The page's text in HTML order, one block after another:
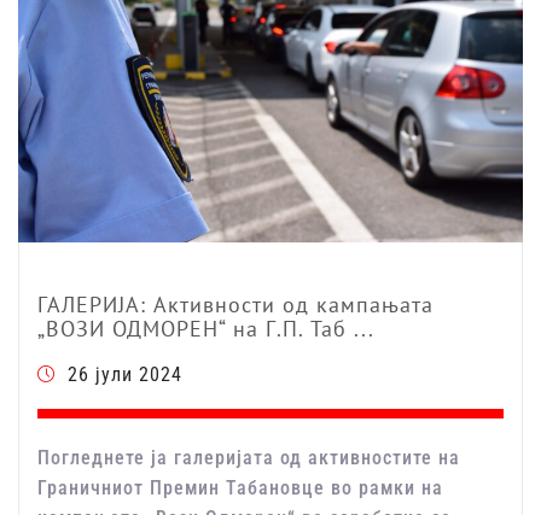
ГАЛЕРИЈА: Активности од кампањата
„ВОЗИ ОДМОРЕН“ на Г.П. Таб ...
26 јули 2024
Погледнете ја галеријата од активностите на
Граничниот Премин Табановце во рамки на